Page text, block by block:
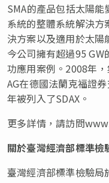
SMA的產品包括太陽
系統的整體系統解決
決方案以及適用於太
今公司擁有超過95
功應用案例。2008年
AG在德國法蘭克福證
年被列入了SDAX。
更多詳情，請訪問
關於臺灣經濟部標準檢
臺灣經濟部標準檢驗局